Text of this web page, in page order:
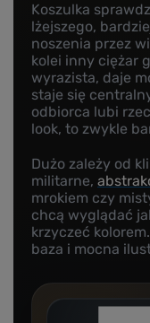
Koszulka
lżejszego,
noszenia przez
kolei inny ciężar
wyrazista, daje
staje się
odbiorca lubi
look, to zwykle
Dużo zależy od
militarne,
mrokiem czy
chcą wyglądać
krzyczeć
baza i mocna